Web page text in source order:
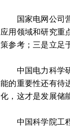
国家电网公司营
应用领域和研究重
策参考；三是立足
中国电力科学研
能的重要性还有待
化，这才是发展储
中国科学院工程